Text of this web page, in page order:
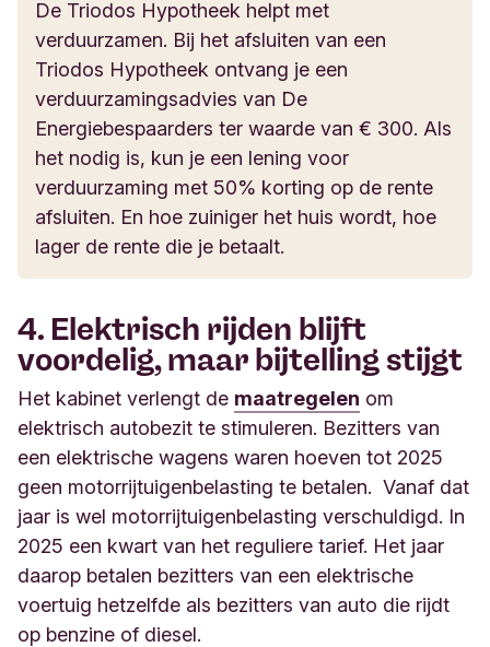
De Triodos Hypotheek helpt met
verduurzamen. Bij het afsluiten van een
Triodos Hypotheek ontvang je een
verduurzamingsadvies van De
Energiebespaarders ter waarde van € 300. Als
het nodig is, kun je een lening voor
verduurzaming met 50% korting op de rente
afsluiten. En hoe zuiniger het huis wordt, hoe
lager de rente die je betaalt.
4. Elektrisch rijden blijft
voordelig, maar bijtelling stijgt
Het kabinet verlengt de maatregelen om
elektrisch autobezit te stimuleren. Bezitters van
een elektrische wagens waren hoeven tot 2025
geen motorrijtuigenbelasting te betalen. Vanaf dat
jaar is wel motorrijtuigenbelasting verschuldigd. In
2025 een kwart van het reguliere tarief. Het jaar
daarop betalen bezitters van een elektrische
voertuig hetzelfde als bezitters van auto die rijdt
op benzine of diesel.